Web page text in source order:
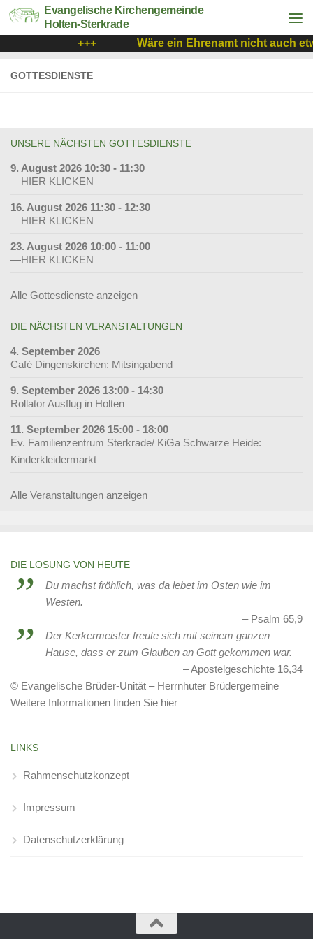
Evangelische Kirchengemeinde
Holten-Sterkrade
+++
Wäre ein Ehrenamt nicht auch
GOTTESDIENSTE
UNSERE NÄCHSTEN GOTTESDIENSTE
9. August 2026 10:30 - 11:30
—HIER KLICKEN
16. August 2026 11:30 - 12:30
—HIER KLICKEN
23. August 2026 10:00 - 11:00
—HIER KLICKEN
Alle Gottesdienste anzeigen
DIE NÄCHSTEN VERANSTALTUNGEN
4. September 2026
Café Dingenskirchen: Mitsingabend
9. September 2026 13:00 - 14:30
Rollator Ausflug in Holten
11. September 2026 15:00 - 18:00
Ev. Familienzentrum Sterkrade/ KiGa Schwarze Heide:
Kinderkleidermarkt
Alle Veranstaltungen anzeigen
DIE LOSUNG VON HEUTE
Du machst fröhlich, was da lebet im Osten wie im
Westen.
Psalm 65,9
Der Kerkermeister freute sich mit seinem ganzen
Hause, dass er zum Glauben an Gott gekommen war.
Apostelgeschichte 16,34
© Evangelische Brüder-Unität – Herrnhuter Brüdergemeine
Weitere Informationen finden Sie hier
LINKS
Rahmenschutzkonzept
Impressum
Datenschutzerklärung